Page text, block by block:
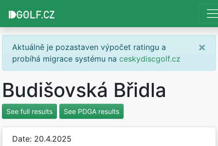
Aktuálně je pozastaven výpočet ratingu a
probíhá migrace systému na ceskydiscgolf.cz
×
Budišovská Břidla
See full results See PDGA results
Date: 20.4.2025